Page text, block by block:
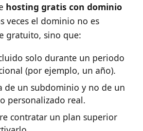
hosting gratis con dominio
veces el dominio no es
gratuito, sino que:
solo durante un periodo
(por ejemplo, un año).
de un subdominio y no de un
personalizado real.
contratar un plan superior